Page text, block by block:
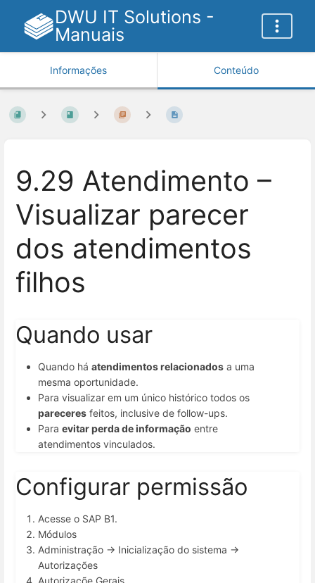
DWU IT Solutions -
Manuais
Informações Conteúdo
9.29 Atendimento –
Visualizar parecer
dos atendimentos
filhos
Quando usar
Quando há atendimentos relacionados a uma
mesma oportunidade.
Para visualizar em um único histórico todos os
pareceres feitos, inclusive de follow-ups.
Para evitar perda de informação entre
atendimentos vinculados.
Configurar permissão
Acesse o SAP B1.
Módulos
Administração -> Inicialização do sistema ->
Autorizações
Autorizaçõe Gerais